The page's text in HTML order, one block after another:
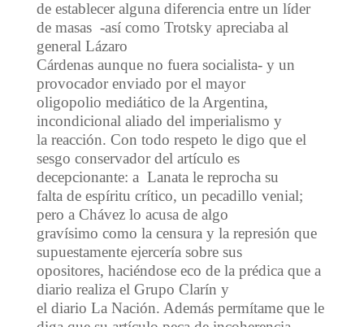
de establecer alguna diferencia entre un líder
de masas -así como Trotsky apreciaba al
general Lázaro
Cárdenas aunque no fuera socialista- y un
provocador enviado por el mayor
oligopolio mediático de la Argentina,
incondicional aliado del imperialismo y
la reacción. Con todo respeto le digo que el
sesgo conservador del artículo es
decepcionante: a Lanata le reprocha su
falta de espíritu crítico, un pecadillo venial;
pero a Chávez lo acusa de algo
gravísimo como la censura y la represión que
supuestamente ejercería sobre sus
opositores, haciéndose eco de la prédica que a
diario realiza el Grupo Clarín y
el diario La Nación. Además permítame que le